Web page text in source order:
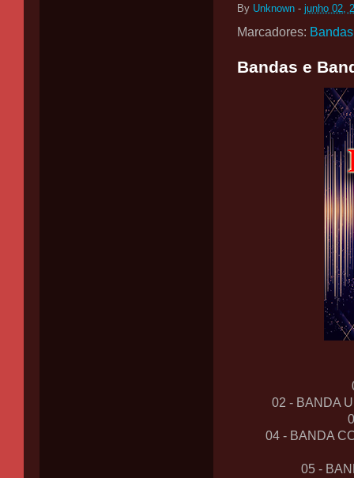
By Unknown - junho 02,
Marcadores: Bandas
Bandas e
02 - BANDA
04 - BANDA
05 -